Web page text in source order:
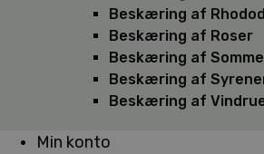
Beskæring af
Beskæring af Roser
Beskæring af
Beskæring af
Beskæring af
Min konto